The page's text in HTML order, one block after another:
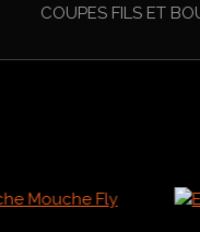
COUPES FILS ET